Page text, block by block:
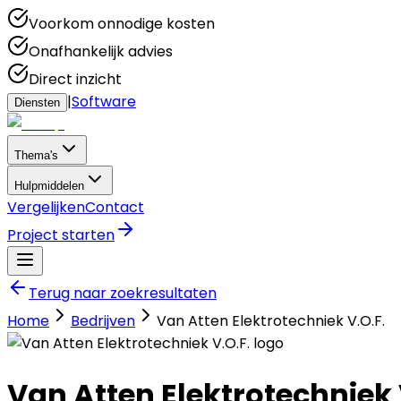
Voorkom onnodige kosten
Onafhankelijk advies
Direct inzicht
Diensten |Software
Thema's
Hulpmiddelen
VergelijkenContact
Project starten
Terug naar zoekresultaten
Home
Bedrijven Van Atten Elektrotechniek V.O.F.